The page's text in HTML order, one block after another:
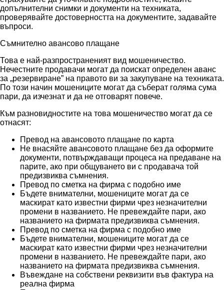
допълнителни снимки и документи на техниката,
проверявайте достоверността на документите, задавайте
въпроси.
Съмнително авансово плащане
Това е най-разпространеният вид мошеничество.
Нечестните продавачи могат да поискат определен аванс
за „резервиране” на правото ви за закупуване на техниката.
По този начин мошениците могат да съберат голяма сума
пари, да изчезнат и да не отговарят повече.
Към разновидностите на това мошеничество могат да се
отнасят:
Превод на авансовото плащане по карта
Не внасяйте авансовото плащане без да оформите
документи, потвърждаващи процеса на предаване на
парите, ако при общуването ви с продавача той
предизвиква съмнения.
Превод по сметка на фирма с подобно име
Бъдете внимателни, мошениците могат да се
маскират като известни фирми чрез незначителни
промени в названието. Не превеждайте пари, ако
названието на фирмата предизвиква съмнения.
Превод по сметка на фирма с подобно име
Бъдете внимателни, мошениците могат да се
маскират като известни фирми чрез незначителни
промени в названието. Не превеждайте пари, ако
названието на фирмата предизвиква съмнения.
Въвеждане на собствени реквизити във фактура на
реална фирма